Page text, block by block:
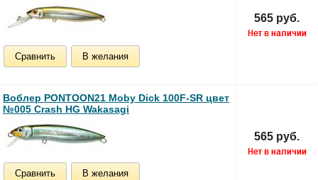
Сравнить В желания
565 руб.
Воблер PONTOON21 Moby Dick 100F-SR цвет
№005 Crash HG Wakasagi
Сравнить В желания
565 руб.